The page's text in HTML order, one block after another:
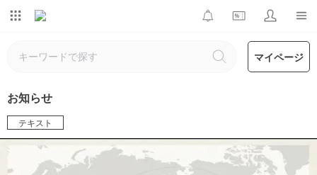
マイページ
お知らせ
テキスト